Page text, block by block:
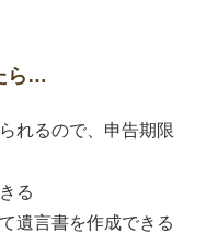
ら…
れるので、申告期限
る
遺言書を作成できる